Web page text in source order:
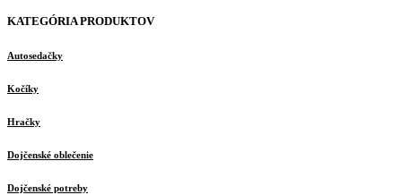
KATEGÓRIA PRODUKTOV
Autosedačky
Kočíky
Hračky
Dojčenské oblečenie
Dojčenské potreby